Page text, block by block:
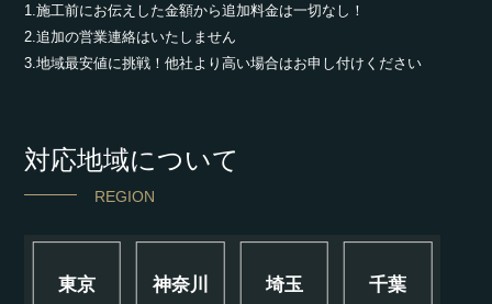
1.施工前にお伝えした金額から追加料金は一切なし！
2.追加の営業連絡はいたしません
3.地域最安値に挑戦！他社より高い場合はお申し付けください
対応地域について
REGION
東京 神奈川 埼玉 千葉